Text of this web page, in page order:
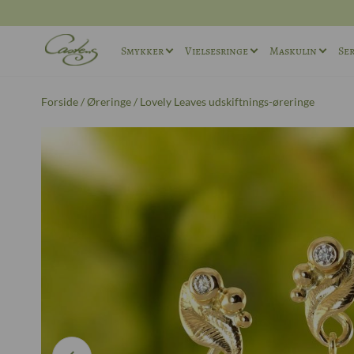
Smykker Vielsesringe
Maskuline Vielsesringe
Maskulin
Maskuline
Forside/Øreringe/ Lovely Leaves udskiftnings-øreringe